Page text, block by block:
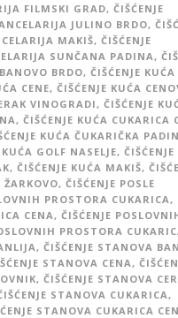
FILMSKI GRAD, ČIŠĆENJE
JULINO BRDO,
MAKIŠ, ČIŠĆENJE
SUNČANA PADINA,
BRDO, ČIŠĆENJE KUĆA
CENE, ČIŠĆENJE KUĆA
VINOGRADI , ČIŠĆENJE
, ČIŠĆENJE KUĆA CUKARICA
KUĆA ČUKARIČKA
KUĆA GOLF NASELJE, ČIŠĆENJE
, ČIŠĆENJE KUĆA MAKIŠ,
ŽARKOVO, ČIŠĆENJE POSLE
PROSTORA CUKARICA ,
CENA , ČIŠĆENJE
PROSTORA
, ČIŠĆENJE STANOVA
STANOVA CENA ,
, ČIŠĆENJE STANOVA
STANOVA CUKARICA,
STANOVA CUKARICA